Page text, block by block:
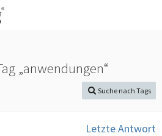
„anwendungen“
Suche nach Tags
Letzte Antwort